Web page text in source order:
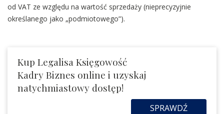
od VAT ze względu na wartość sprzedaży (nieprecyzyjnie
określanego jako „podmiotowego”).
Kup Legalisa Księgowość
Kadry Biznes online i uzyskaj
natychmiastowy dostęp!
SPRAWDŹ